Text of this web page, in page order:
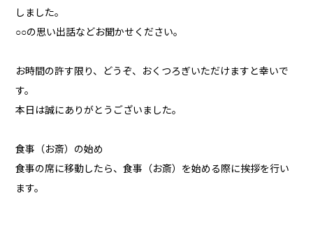
しました。
○○の思い出話などお聞かせください。
お時間の許す限り、どうぞ、おくつろぎいただけますと幸いで
す。
本日は誠にありがとうございました。
食事（お斎）の始め
食事の席に移動したら、食事（お斎）を始める際に挨拶を行い
ます。